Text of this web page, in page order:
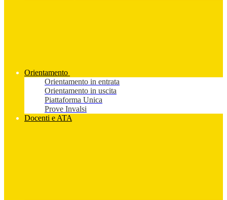
Orientamento
Orientamento in entrata
Orientamento in uscita
Piattaforma Unica
Prove Invalsi
Docenti e ATA